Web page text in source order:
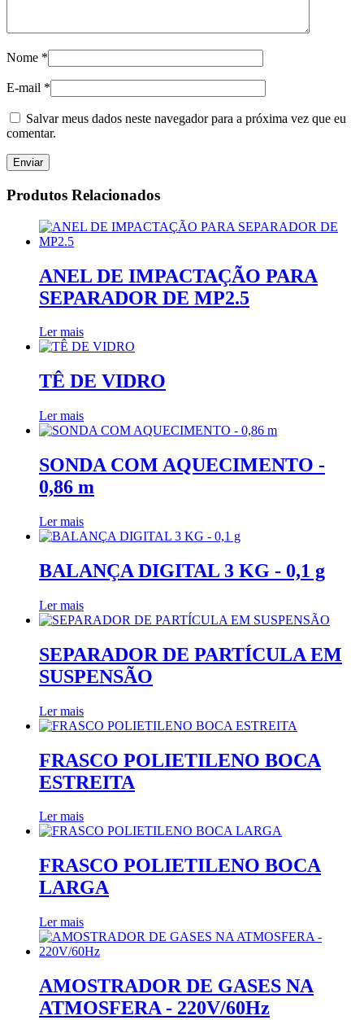
Nome *
E-mail *
Salvar meus dados neste navegador para a próxima vez que eu
comentar.
Produtos Relacionados
ANEL DE IMPACTAÇÃO PARA
SEPARADOR DE MP2.5
Ler mais
TÊ DE VIDRO
Ler mais
SONDA COM AQUECIMENTO -
0,86 m
Ler mais
BALANÇA DIGITAL 3 KG - 0,1 g
Ler mais
SEPARADOR DE PARTÍCULA EM
SUSPENSÃO
Ler mais
FRASCO POLIETILENO BOCA
ESTREITA
Ler mais
FRASCO POLIETILENO BOCA
LARGA
Ler mais
AMOSTRADOR DE GASES NA
ATMOSFERA - 220V/60Hz